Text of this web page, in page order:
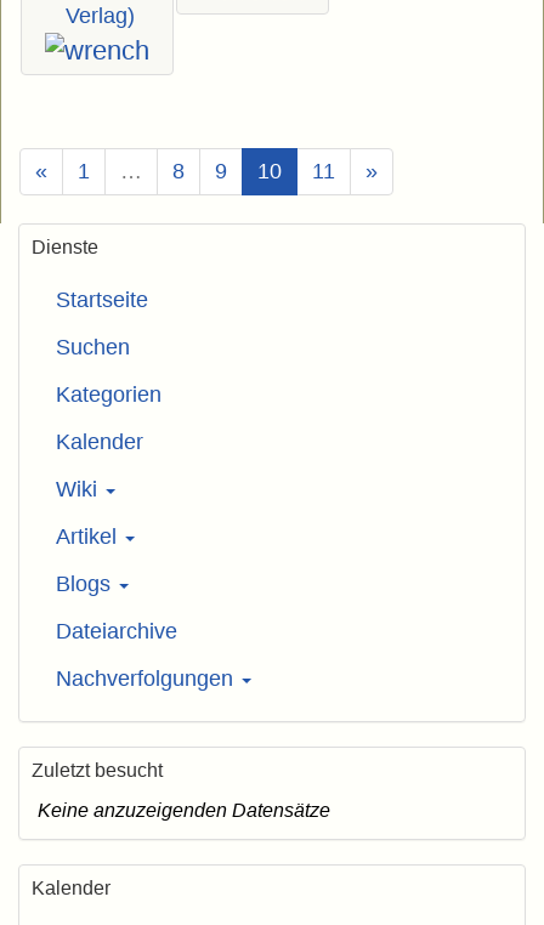
Verlag)
« 1 … 8 9 10(Aktuell)
11 »
Dienste
Startseite
Suchen
Kategorien
Kalender
Wiki
Artikel
Blogs
Dateiarchive
Nachverfolgungen
Zuletzt besucht
Keine anzuzeigenden Datensätze
Kalender